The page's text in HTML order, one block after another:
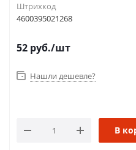
Штрихкод
4600395021268
52 руб./шт
Нашли дешевле?
В